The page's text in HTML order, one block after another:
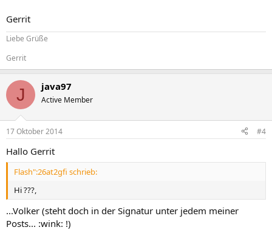
Gerrit
Liebe Grüße
Gerrit
J java97
Active Member
17 Oktober 2014 #4
Hallo Gerrit
Flash":26at2gfi schrieb:
Hi ???,
...Volker (steht doch in der Signatur unter jedem meiner
Posts... :wink: !)